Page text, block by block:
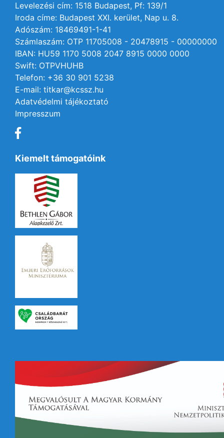
Levelezési cím: 1518 Budapest, Pf: 139/1
Iroda címe: Budapest XXI. kerület, Nap u. 8.
Adószám: 18469491-1-41
Számlaszám: OTP 11705008 - 20478915 - 00000000
IBAN: HU59 1170 5008 2047 8915 0000 0000
Swift: OTPVHUHB
Telefon: +36 30 901 5238
E-mail: titkar@kcssz.hu
Adatvédelmi tájékoztató
Impresszum
Kiemelt támogatóink